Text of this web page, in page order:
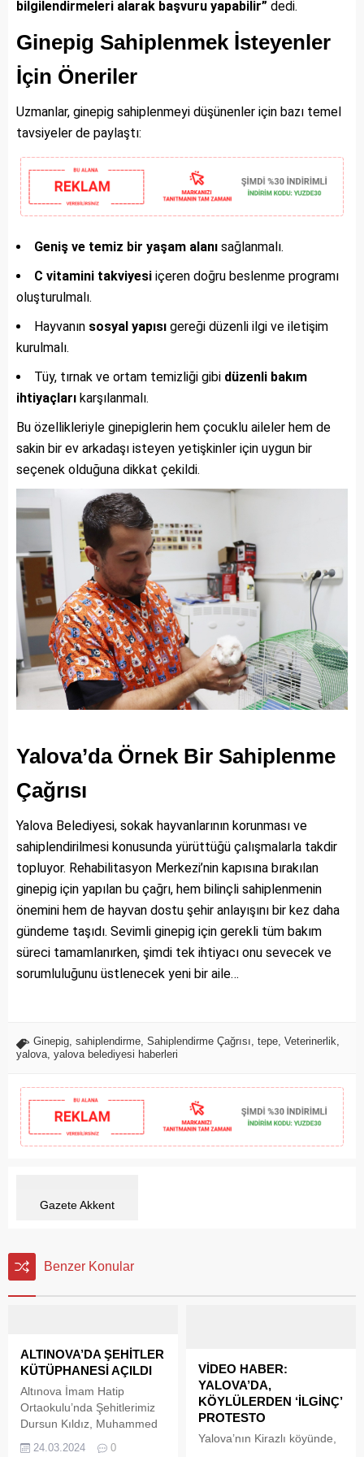
bilgilendirmeleri alarak başvuru yapabilir” dedi.
Ginepig Sahiplenmek İsteyenler
İçin Öneriler
Uzmanlar, ginepig sahiplenmeyi düşünenler için bazı temel
tavsiyeler de paylaştı:
Geniş ve temiz bir yaşam alanı sağlanmalı.
C vitamini takviyesi içeren doğru beslenme programı
oluşturulmalı.
Hayvanın sosyal yapısı gereği düzenli ilgi ve iletişim
kurulmalı.
Tüy, tırnak ve ortam temizliği gibi düzenli bakım
ihtiyaçları karşılanmalı.
Bu özellikleriyle ginepiglerin hem çocuklu aileler hem de
sakin bir ev arkadaşı isteyen yetişkinler için uygun bir
seçenek olduğuna dikkat çekildi.
Yalova’da Örnek Bir Sahiplenme
Çağrısı
Yalova Belediyesi, sokak hayvanlarının korunması ve
sahiplendirilmesi konusunda yürüttüğü çalışmalarla takdir
topluyor. Rehabilitasyon Merkezi’nin kapısına bırakılan
ginepig için yapılan bu çağrı, hem bilinçli sahiplenmenin
önemini hem de hayvan dostu şehir anlayışını bir kez daha
gündeme taşıdı. Sevimli ginepig için gerekli tüm bakım
süreci tamamlanırken, şimdi tek ihtiyacı onu sevecek ve
sorumluluğunu üstlenecek yeni bir aile…
Ginepig sahiplendirme Sahiplendirme Çağrısı tepe Veterinerlik
yalova yalova belediyesi haberleri
Gazete Akkent
Benzer Konular
ALTINOVA’DA ŞEHİTLER
KÜTÜPHANESİ AÇILDI
Altınova İmam Hatip
Ortaokulu’nda Şehitlerimiz
Dursun Kıldız, Muhammed
24.03.2024 0
VİDEO HABER:
YALOVA’DA,
KÖYLÜLERDEN ‘İLGİNÇ’
PROTESTO
Yalova’nın Kirazlı köyünde,